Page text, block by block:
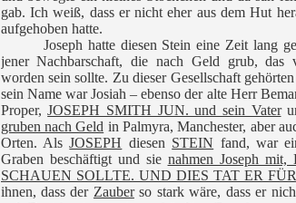
gab. Ich weiß, dass er nicht eher aus dem Hut
aufgehoben hatte.
Joseph hatte diesen Stein eine Zeit lang
jener Nachbarschaft, die nach Geld grub, das
worden sein sollte. Zu dieser Gesellschaft
sein Name war Josiah – ebenso der alte Herr
Proper,JOSEPH SMITH JUN. und sein Vater
gruben nach Geld in Palmyra, Manchester, aber
Orten. AlsJOSEPH diesen STEIN fand, war
Graben beschäftigt und sie nahmen Joseph
SCHAUEN SOLLTE. UND DIES TAT ER
ihnen, dass der Zauberso stark wäre, dass er